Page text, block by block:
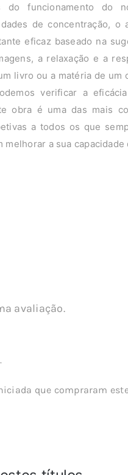
do funcionamento do
de concentração, o
eficaz baseado na
a relaxação e a
livro ou a matéria de um
verificar a
obra é uma das mais
a todos os que
a sua capacidade
avaliação.
que compraram